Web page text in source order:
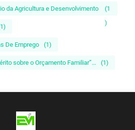
da Agricultura e Desenvolvimento
(1
)
De Emprego (1)
sobre o Orçamento Familiar”... (1)